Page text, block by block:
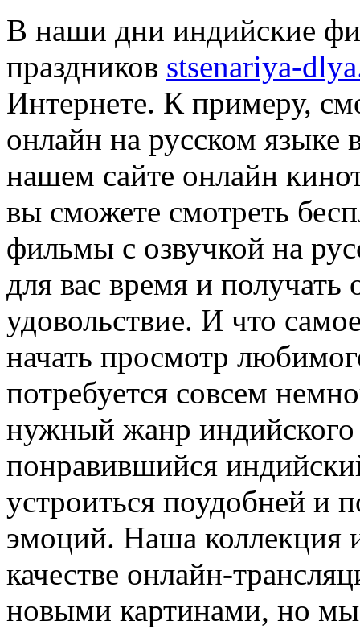
В наши дни индийские
праздников stsenariya-
Интернете. К примеру,
онлайн на русском языке
нашем сайте онлайн
вы сможете смотреть
фильмы с озвучкой на
для вас время и
удовольствие. И что
начать просмотр
потребуется совсем
нужный жанр
понравившийся
устроиться поудобней и
эмоций. Наша коллекция
качестве онлайн-
новыми картинами, но